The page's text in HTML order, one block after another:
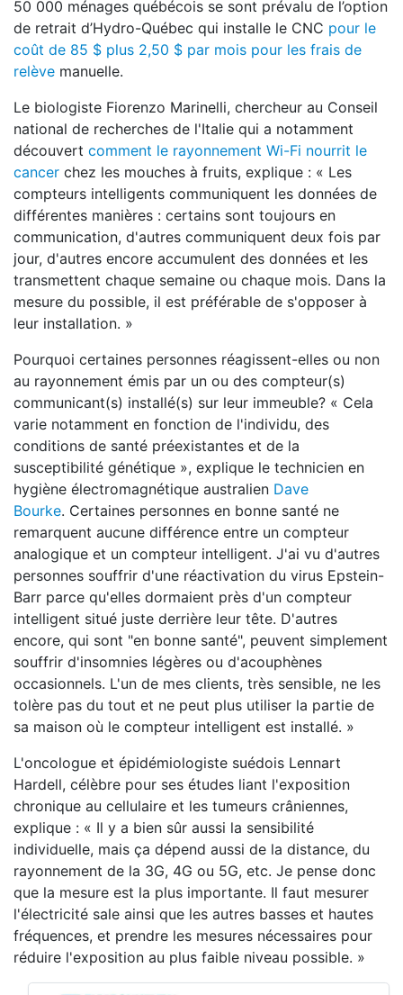
50 000 ménages québécois se sont prévalu de l’option
de retrait d’Hydro-Québec qui installe le CNC pour le
coût de 85 $ plus 2,50 $ par mois pour les frais de
relève manuelle.
Le biologiste Fiorenzo Marinelli, chercheur au Conseil
national de recherches de l'Italie qui a notamment
découvert comment le rayonnement Wi-Fi nourrit le
cancer chez les mouches à fruits, explique : « Les
compteurs intelligents communiquent les données de
différentes manières : certains sont toujours en
communication, d'autres communiquent deux fois par
jour, d'autres encore accumulent des données et les
transmettent chaque semaine ou chaque mois. Dans la
mesure du possible, il est préférable de s'opposer à
leur installation. »
Pourquoi certaines personnes réagissent-elles ou non
au rayonnement émis par un ou des compteur(s)
communicant(s) installé(s) sur leur immeuble? « Cela
varie notamment en fonction de l'individu, des
conditions de santé préexistantes et de la
susceptibilité génétique », explique le technicien en
hygiène électromagnétique australien Dave
Bourke. Certaines personnes en bonne santé ne
remarquent aucune différence entre un compteur
analogique et un compteur intelligent. J'ai vu d'autres
personnes souffrir d'une réactivation du virus Epstein-
Barr parce qu'elles dormaient près d'un compteur
intelligent situé juste derrière leur tête. D'autres
encore, qui sont "en bonne santé", peuvent simplement
souffrir d'insomnies légères ou d'acouphènes
occasionnels. L'un de mes clients, très sensible, ne les
tolère pas du tout et ne peut plus utiliser la partie de
sa maison où le compteur intelligent est installé. »
L'oncologue et épidémiologiste suédois Lennart
Hardell, célèbre pour ses études liant l'exposition
chronique au cellulaire et les tumeurs crâniennes,
explique : « Il y a bien sûr aussi la sensibilité
individuelle, mais ça dépend aussi de la distance, du
rayonnement de la 3G, 4G ou 5G, etc. Je pense donc
que la mesure est la plus importante. Il faut mesurer
l'électricité sale ainsi que les autres basses et hautes
fréquences, et prendre les mesures nécessaires pour
réduire l'exposition au plus faible niveau possible. »